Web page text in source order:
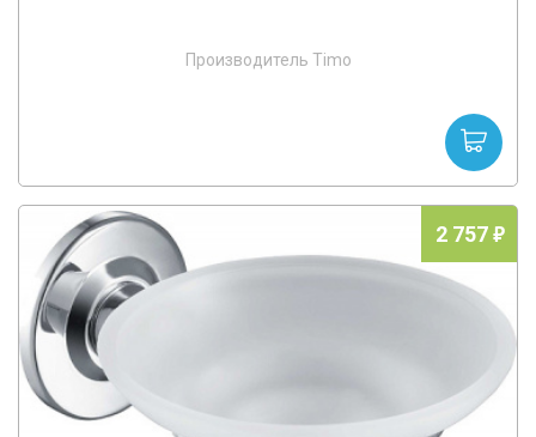
Производитель Timo
2 757